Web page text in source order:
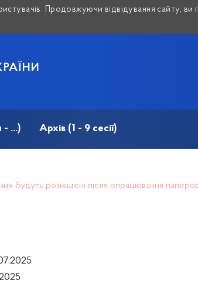
Продовжуючи відвідування сайту, ви
- ...) Архів (1 - 9 сесії)
них будуть розміщені після опрацювання